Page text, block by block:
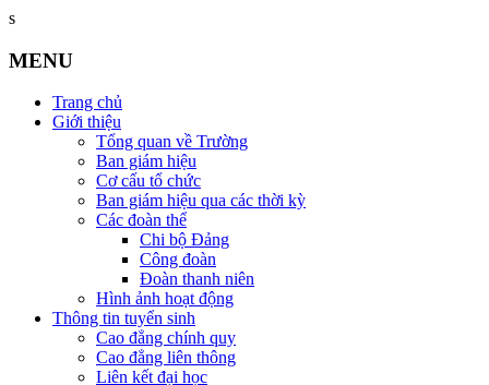
s
MENU
Trang chủ
Giới thiệu
Tổng quan về Trường
Ban giám hiệu
Cơ cấu tổ chức
Ban giám hiệu qua các thời kỳ
Các đoàn thể
Chi bộ Đảng
Công đoàn
Đoàn thanh niên
Hình ảnh hoạt động
Thông tin tuyển sinh
Cao đẳng chính quy
Cao đẳng liên thông
Liên kết đại học